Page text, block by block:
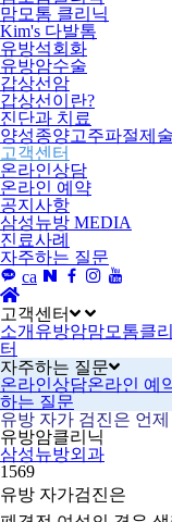
맘모톰 클리닉
Kim's 다발톰
유방석회화
유방암수술
갑상선암
갑상선이란?
진단과 치료
양성종양고주파절제술
고객센터
온라인상담
온라인 예약
공지사항
삼성뉴방 MEDIA
진료사례
자주하는 질문
ca
고객센터
소개 유방암맘모톰클
터
자주하는 질문
온라인상담온라인 예
하는 질문
유방 자가 검진은 언
유방암클리닉
삼성뉴방외과
1569
유방 자가검진은